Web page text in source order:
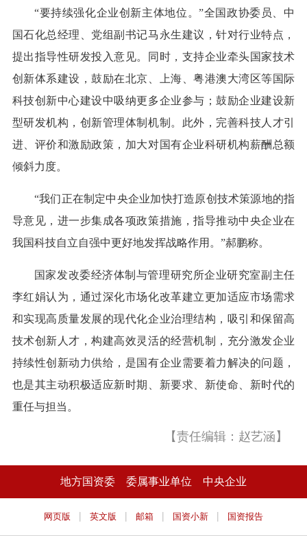
“要持续强化企业创新主体地位。”全国政协委员、中
国石化总经理、党组副书记马永生建议，针对行业特点，
提出指导性研发投入意见。同时，支持企业牵头国家技术
创新体系建设，鼓励在北京、上海、粤港澳大湾区等国际
科技创新中心建设中吸纳更多企业参与；鼓励企业建设新
型研发机构，创新管理体制机制。此外，完善科技人才引
进、评价和激励政策，加大对国有企业科研机构薪酬总额
倾斜力度。
“我们正在制定中央企业加快打造原创技术策源地的指
导意见，进一步集成各项政策措施，指导推动中央企业在
我国科技自立自强中更好地发挥战略作用。”郝鹏称。
国家发改委经济体制与管理研究所企业研究室副主任
李红娟认为，通过深化市场化改革建立更加适应市场需求
和实现高质量发展的现代化企业治理结构，吸引和保留高
技术创新人才，构建高效灵活的经营机制，充分激发企业
持续性创新动力供给，是国有企业需要着力解决的问题，
也是其主动积极适应新时期、新要求、新使命、新时代的
重任与担当。
【责任编辑：赵艺涵】
地方国资委 委属事业单位 中央企业
网页版 | 英文版 | 邮箱 | 国资小新 | 国资报告